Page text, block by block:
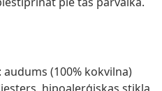
(100% kokvilna)